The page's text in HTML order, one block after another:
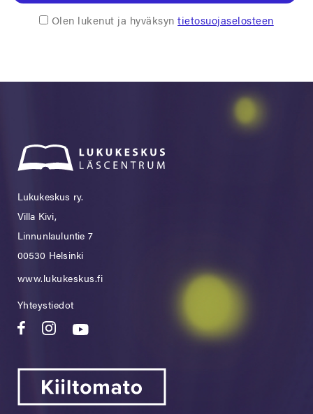
Olen lukenut ja hyväksyntietosuojaselosteen
Lukukeskus ry.
Villa Kivi,
Linnunlauluntie 7
00530 Helsinki
www.lukukeskus.fi
Yhteystiedot